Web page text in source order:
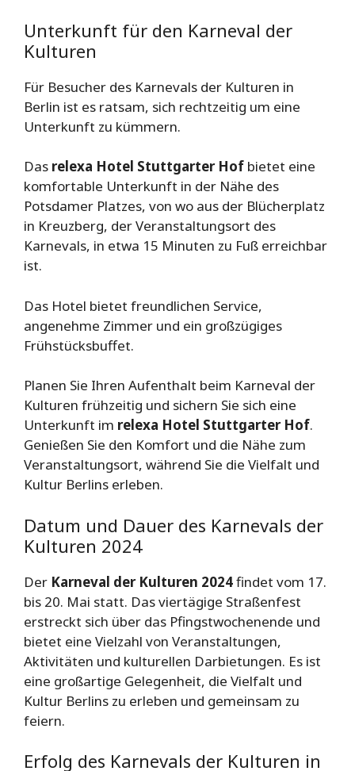
Unterkunft für den Karneval der
Kulturen
Für Besucher des Karnevals der Kulturen in
Berlin ist es ratsam, sich rechtzeitig um eine
Unterkunft zu kümmern.
Das relexa Hotel Stuttgarter Hof bietet eine
komfortable Unterkunft in der Nähe des
Potsdamer Platzes, von wo aus der Blücherplatz
in Kreuzberg, der Veranstaltungsort des
Karnevals, in etwa 15 Minuten zu Fuß erreichbar
ist.
Das Hotel bietet freundlichen Service,
angenehme Zimmer und ein großzügiges
Frühstücksbuffet.
Planen Sie Ihren Aufenthalt beim Karneval der
Kulturen frühzeitig und sichern Sie sich eine
Unterkunft im relexa Hotel Stuttgarter Hof.
Genießen Sie den Komfort und die Nähe zum
Veranstaltungsort, während Sie die Vielfalt und
Kultur Berlins erleben.
Datum und Dauer des Karnevals der
Kulturen 2024
Der Karneval der Kulturen 2024findet vom 17.
bis 20. Mai statt. Das viertägige Straßenfest
erstreckt sich über das Pfingstwochenende und
bietet eine Vielzahl von Veranstaltungen,
Aktivitäten und kulturellen Darbietungen. Es ist
eine großartige Gelegenheit, die Vielfalt und
Kultur Berlins zu erleben und gemeinsam zu
feiern.
Erfolg des Karnevals der Kulturen in